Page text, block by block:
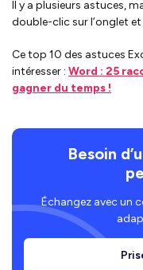
Il y a plusieurs astuces,
double-clic sur l’onglet
Ce top 10 des astuces
intéresser : Word : 25
gagner du temps !
Besoin
Échangez avec un